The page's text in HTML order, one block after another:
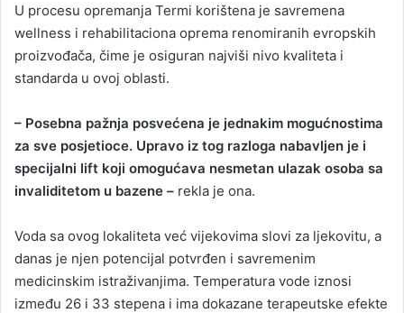
U procesu opremanja Termi korištena je savremena
wellness i rehabilitaciona oprema renomiranih evropskih
proizvođača, čime je osiguran najviši nivo kvaliteta i
standarda u ovoj oblasti.
– Posebna pažnja posvećena je jednakim mogućnostima
za sve posjetioce. Upravo iz tog razloga nabavljen je i
specijalni lift koji omogućava nesmetan ulazak osoba sa
invaliditetom u bazene – rekla je ona.
Voda sa ovog lokaliteta već vijekovima slovi za ljekovitu, a
danas je njen potencijal potvrđen i savremenim
medicinskim istraživanjima. Temperatura vode iznosi
između 26 i 33 stepena i ima dokazane terapeutske efekte